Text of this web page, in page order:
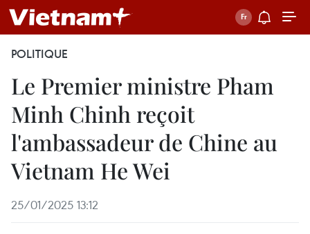
POLITIQUE
Le Premier ministre Pham
Minh Chinh reçoit
l'ambassadeur de Chine au
Vietnam He Wei
25/01/2025 13:12